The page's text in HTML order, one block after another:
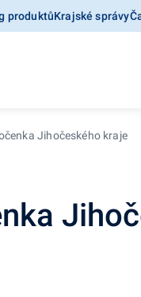
produktůKrajské správy
Jihočeského kraje